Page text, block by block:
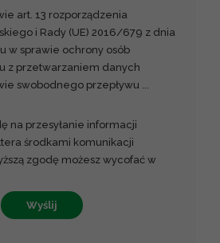
art. 13 rozporządzenia
i Rady (UE) 2016/679 z dnia
w sprawie ochrony osób
z przetwarzaniem danych
swobodnego przepływu ...
na przesyłanie informacji
środkami komunikacji
zgodę możesz wycofać w
Wyślij